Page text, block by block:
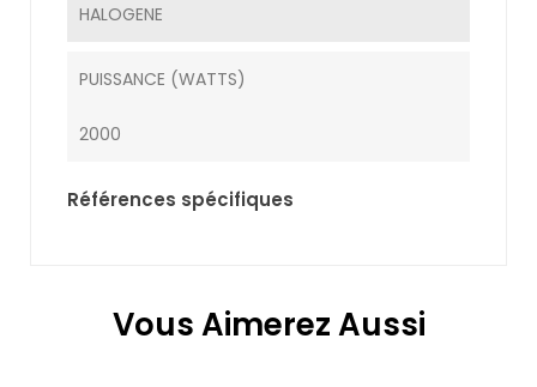
HALOGENE
PUISSANCE (WATTS)
2000
Références spécifiques
Vous Aimerez Aussi